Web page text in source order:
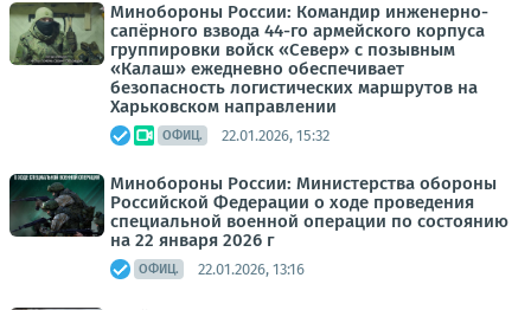
Минобороны России: Командир инженерно-
сапёрного взвода 44-го армейского корпуса
группировки войск «Север» с позывным
«Калаш» ежедневно обеспечивает
безопасность логистических маршрутов на
Харьковском направлении
ОФИЦ. 22.01.2026, 15:32
Минобороны России: Министерства обороны
Российской Федерации о ходе проведения
специальной военной операции по состоянию
на 22 января 2026 г
ОФИЦ. 22.01.2026, 13:16